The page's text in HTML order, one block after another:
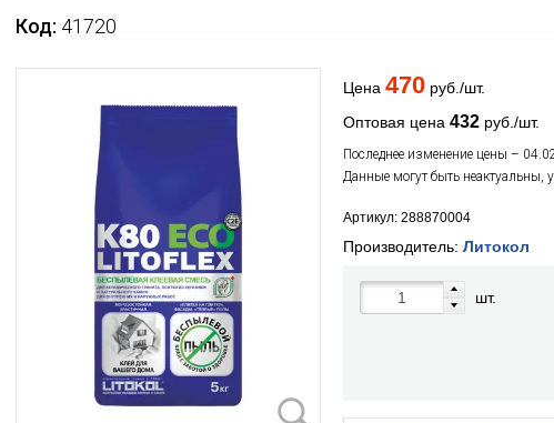
Код: 41720
Цена 470руб./шт.
Оптовая цена 432руб./шт.
Последнее изменение цены –
Данные могут быть неактуальны,
Артикул: 288870004
Производитель: Литокол
шт.